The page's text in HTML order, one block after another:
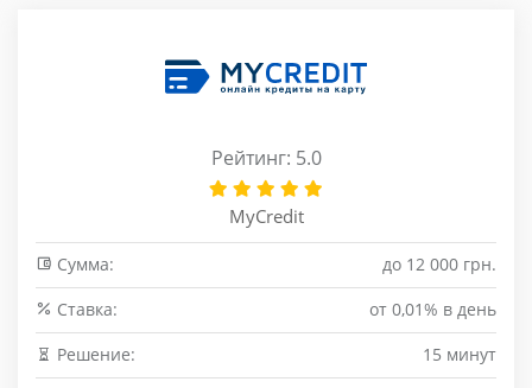
Рейтинг: 5.0
MyCredit
Сумма:
до 12 000 грн.
Cтавка:
от 0,01% в день
Решение:
15 минут